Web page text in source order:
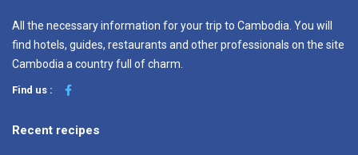
All the necessary information for your trip to Cambodia. You will
find hotels, guides, restaurants and other professionals on the site
Cambodia a country full of charm.
Find us :
Recent recipes